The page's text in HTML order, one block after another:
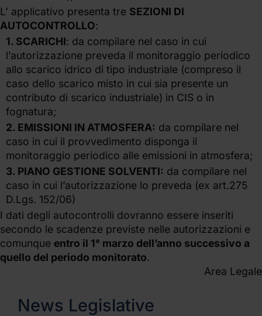
L’ applicativo presenta tre SEZIONI DI
AUTOCONTROLLO:
SCARICHI: da compilare nel caso in cui
l’autorizzazione preveda il monitoraggio periodico
allo scarico idrico di tipo industriale (compreso il
caso dello scarico misto in cui sia presente un
contributo di scarico industriale) in CIS o in
fognatura;
EMISSIONI IN ATMOSFERA: da compilare nel
caso in cui il provvedimento disponga il
monitoraggio periodico alle emissioni in atmosfera;
PIANO GESTIONE SOLVENTI: da compilare nel
caso in cui l’autorizzazione lo preveda (ex art.275
D.Lgs. 152/06)
I dati degli autocontrolli dovranno essere inseriti
secondo le scadenze previste nelle autorizzazioni e
comunque entro il 1° marzo dell’anno successivo a
quello del periodo monitorato.
Area Legale
News Legislative